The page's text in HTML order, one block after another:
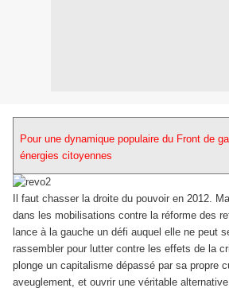
Pour une dynamique populaire du Front de
énergies citoyennes
Il faut chasser la droite du pouvoir en 2012.
dans les mobilisations contre la réforme des
lance à la gauche un défi auquel elle ne peut
rassembler pour lutter contre les effets de la
plonge un capitalisme dépassé par sa propre
aveuglement, et ouvrir une véritable